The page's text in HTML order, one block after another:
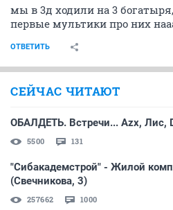
мы в 3д ходили на 3
первые мультики про них
ОТВЕТИТЬ
СЕЙЧАС ЧИТАЮТ
ОБАЛДЕТЬ. Встречи... Azx, Лис,
5500 131
"Сибакадемстрой" - Жилой
(Свечникова, 3)
257662 1000